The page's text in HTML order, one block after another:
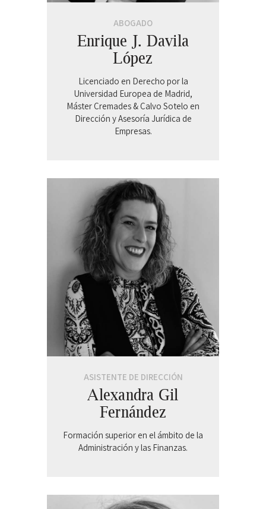
ABOGADO
Enrique J. Davila
López
Licenciado en Derecho por la
Universidad Europea de Madrid,
Máster Cremades & Calvo Sotelo en
Dirección y Asesoría Jurídica de
Empresas.
ASISTENTE DE DIRECCIÓN
Alexandra Gil
Fernández
Formación superior en el ámbito de la
Administración y las Finanzas.